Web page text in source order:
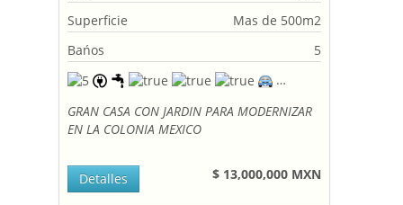
Superficie
Mas de 500m2
Bańos
5
GRAN CASA CON JARDIN PARA MODERNIZAR
EN LA COLONIA MEXICO
$ 13,000,000 MXN
Detalles